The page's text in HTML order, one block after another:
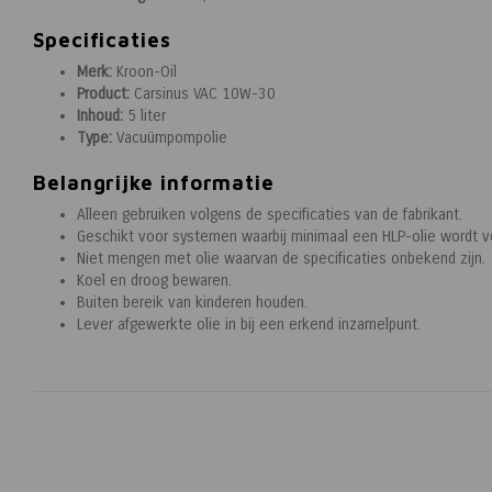
Specificaties
Merk: Kroon-Oil
Product: Carsinus VAC 10W-30
Inhoud: 5 liter
Type: Vacuümpompolie
Belangrijke informatie
Alleen gebruiken volgens de specificaties van de fabrikant.
Geschikt voor systemen waarbij minimaal een HLP-olie wordt
Niet mengen met olie waarvan de specificaties onbekend zijn.
Koel en droog bewaren.
Buiten bereik van kinderen houden.
Lever afgewerkte olie in bij een erkend inzamelpunt.